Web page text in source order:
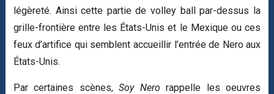
légèreté. Ainsi cette partie de volley ball par-dessus la
grille-frontière entre les États-Unis et le Mexique ou ces
feux d’artifice qui semblent accueillir l’entrée de Nero aux
États-Unis.
Par certaines scènes,Soy Nero rappelle les oeuvres